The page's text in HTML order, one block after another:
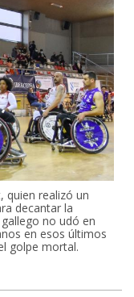
quien realizó un
decantar la
no udó en
en esos últimos
golpe mortal.